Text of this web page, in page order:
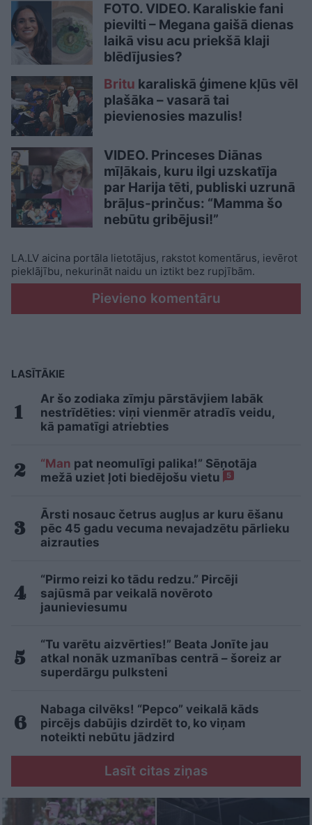
FOTO. VIDEO. Karaliskie fani
pievilti – Megana gaišā dienas
laikā visu acu priekšā klaji
blēdījusies?
Britu karaliskā ģimene kļūs vēl
plašāka – vasarā tai
pievienosies mazulis!
VIDEO. Princeses Diānas
mīļākais, kuru ilgi uzskatīja
par Harija tēti, publiski uzrunā
brāļus-prinčus: “Mamma šo
nebūtu gribējusi!”
LA.LV aicina portāla lietotājus, rakstot komentārus, ievērot
pieklājību, nekurināt naidu un iztikt bez rupjībām.
Pievieno komentāru
LASĪTĀKIE
Ar šo zodiaka zīmju pārstāvjiem labāk
nestrīdēties: viņi vienmēr atradīs veidu,
kā pamatīgi atriebties
“Man pat neomulīgi palika!” Sēņotāja
mežā uziet ļoti biedējošu vietu
5
Ārsti nosauc četrus augļus ar kuru ēšanu
pēc 45 gadu vecuma nevajadzētu pārlieku
aizrauties
“Pirmo reizi ko tādu redzu.” Pircēji
sajūsmā par veikalā novēroto
jaunieviesumu
“Tu varētu aizvērties!” Beata Jonīte jau
atkal nonāk uzmanības centrā – šoreiz ar
superdārgu pulksteni
Nabaga cilvēks! “Pepco” veikalā kāds
pircējs dabūjis dzirdēt to, ko viņam
noteikti nebūtu jādzird
Lasīt citas ziņas